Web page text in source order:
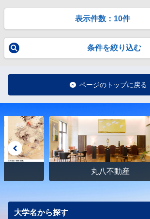
表示件数：10件
条件を絞り込む
ページのトップに戻る
丸八不動産
大学名から探す